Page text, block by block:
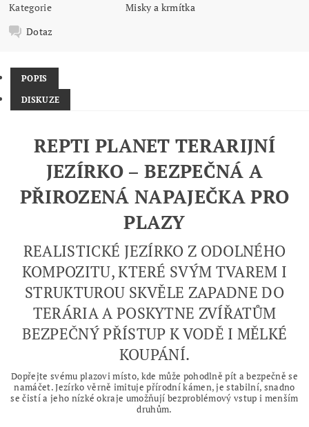
Kategorie
Misky a krmítka
Dotaz
POPIS
DISKUZE
REPTI PLANET TERARIJNÍ
JEZÍRKO – BEZPEČNÁ A
PŘIROZENÁ NAPAJEČKA PRO
PLAZY
REALISTICKÉ JEZÍRKO Z ODOLNÉHO
KOMPOZITU, KTERÉ SVÝM TVAREM I
STRUKTUROU SKVĚLE ZAPADNE DO
TERÁRIA A POSKYTNE ZVÍŘATŮM
BEZPEČNÝ PŘÍSTUP K VODĚ I MĚLKÉ
KOUPÁNÍ.
Dopřejte svému plazovi místo, kde může pohodlně pít a bezpečně se
namáčet. Jezírko věrně imituje přírodní kámen, je stabilní, snadno
se čistí a jeho nízké okraje umožňují bezproblémový vstup i menším
druhům.